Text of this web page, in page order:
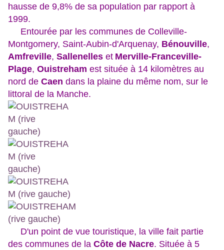
hausse de 9,8% de sa population par rapport à
1999.
Entourée par les communes de Colleville-
Montgomery, Saint-Aubin-d'Arquenay, Bénouville,
Amfreville, Sallenelles et Merville-Franceville-
Plage, Ouistreham est située à 14 kilomètres au
nord de Caen dans la plaine du même nom, sur le
littoral de la Manche.
D'un point de vue touristique, la ville fait partie
des communes de la Côte de Nacre. Située à 5